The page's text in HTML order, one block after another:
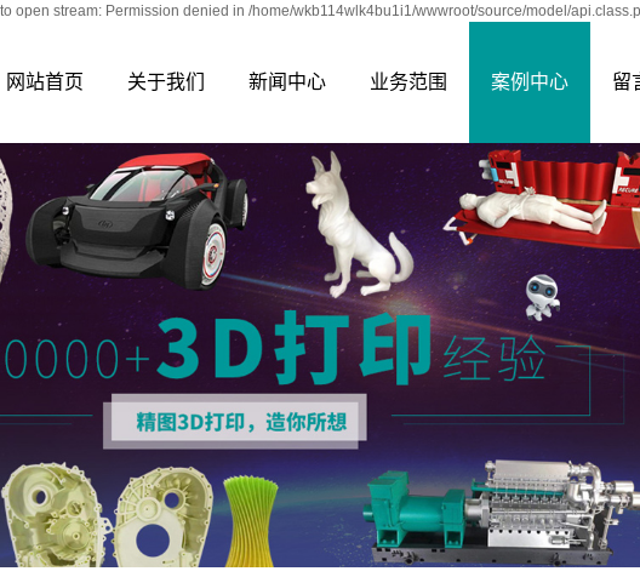
stream: Permission denied in /home/wkb114wlk4bu1i1/wwwroot/source/model/
网站首页 关于我们 新闻中心 业务范围 案例中心 留